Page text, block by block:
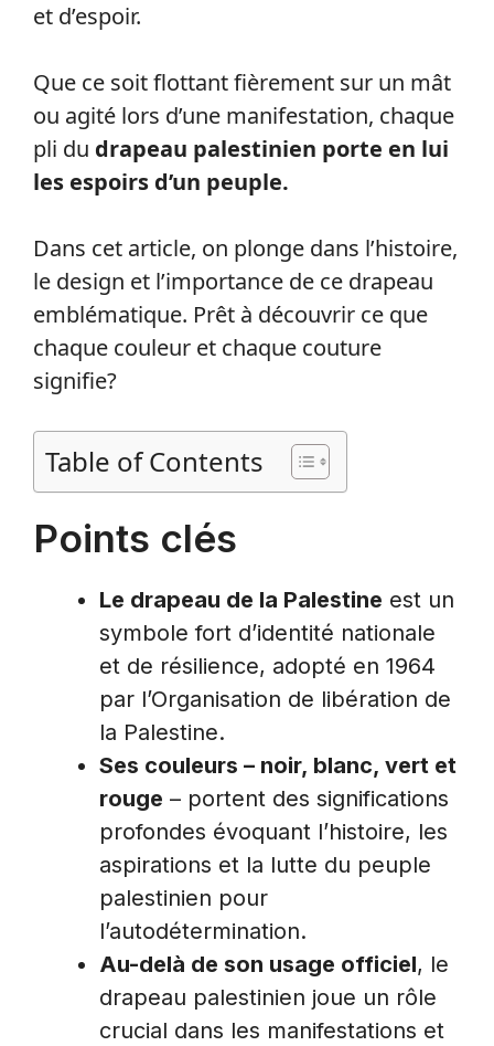
et d’espoir.
Que ce soit flottant fièrement sur un mât
ou agité lors d’une manifestation, chaque
pli du drapeau palestinien porte en lui
les espoirs d’un peuple.
Dans cet article, on plonge dans l’histoire,
le design et l’importance de ce drapeau
emblématique. Prêt à découvrir ce que
chaque couleur et chaque couture
signifie?
Table of Contents
Points clés
Le drapeau de la Palestine est un
symbole fort d’identité nationale
et de résilience, adopté en 1964
par l’Organisation de libération de
la Palestine.
Ses couleurs – noir, blanc, vert et
rouge – portent des significations
profondes évoquant l’histoire, les
aspirations et la lutte du peuple
palestinien pour
l’autodétermination.
Au-delà de son usage officiel, le
drapeau palestinien joue un rôle
crucial dans les manifestations et